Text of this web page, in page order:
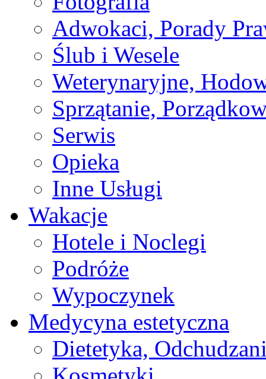
Adwokaci, Porady
Ślub i Wesele
Weterynaryjne,
Sprzątanie,
Serwis
Opieka
Inne Usługi
Wakacje
Hotele i Noclegi
Podróże
Wypoczynek
Medycyna estetyczna
Dietetyka,